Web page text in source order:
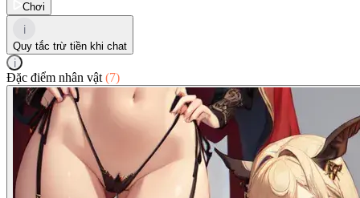
Chơi
i
Quy tắc trừ tiền khi chat
i
Đặc điểm nhân vật (7)